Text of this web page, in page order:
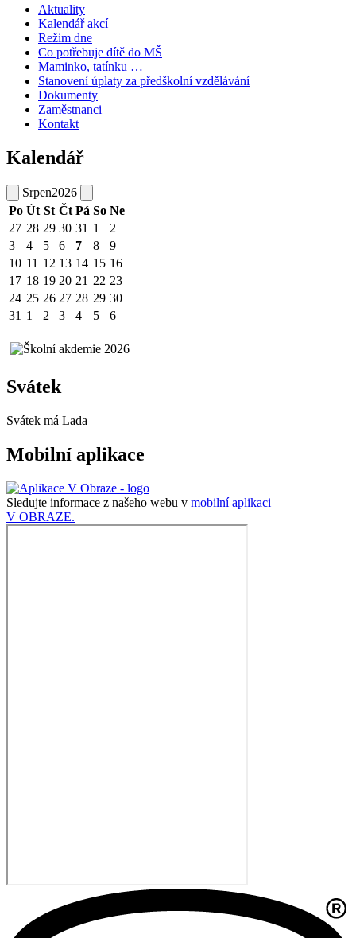
Aktuality
Kalendář akcí
Režim dne
Co potřebuje dítě do MŠ
Maminko, tatínku …
Stanovení úplaty za předškolní vzdělávání
Dokumenty
Zaměstnanci
Kontakt
Kalendář
Srpen2026
Po Út St Čt Pá So Ne
27 28 29 30 31 1
2
3
4 5 6 7 8
9
10 11 12 13 14 15 16
17 18 19 20 21 22 23
24 25 26 27 28 29 30
31 1 2 3 4 5 6
Svátek
Svátek má Lada
Mobilní aplikace
Sledujte informace z našeho webu v mobilní aplikaci –
V OBRAZE.